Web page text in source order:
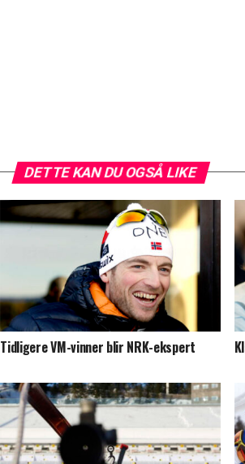
DETTE KAN DU OGSÅ LIKE
Tidligere VM-vinner blir NRK-ekspert